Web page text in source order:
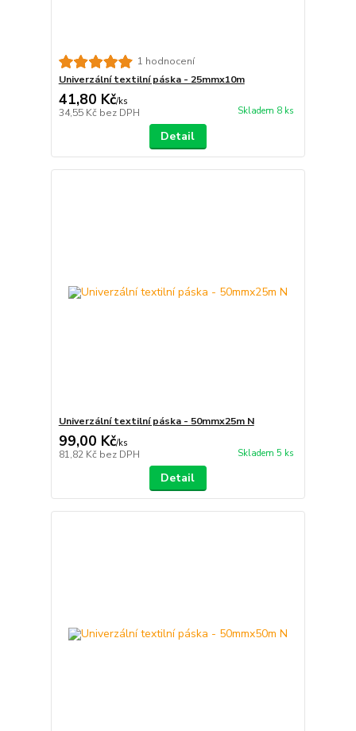
1 hodnocení
Univerzální textilní páska - 25mmx10m
41,80 Kč/ks
34,55 Kč bez DPH Skladem 8 ks
Detail
Univerzální textilní páska - 50mmx25m N
99,00 Kč/ks
81,82 Kč bez DPH Skladem 5 ks
Detail